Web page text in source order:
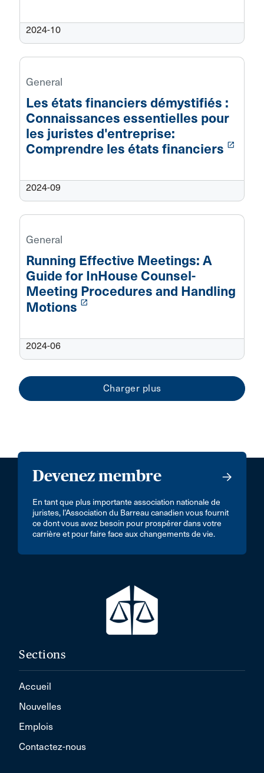
2024-10
General
Les états financiers démystifiés :
Connaissances essentielles pour
les juristes d'entreprise:
Comprendre les états financiers launch
2024-09
General
Running Effective Meetings: A
Guide for InHouse Counsel-
Meeting Procedures and Handling
Motions launch
2024-06
Devenez membre
En tant que plus importante association nationale de
juristes, l’Association du Barreau canadien vous fournit
ce dont vous avez besoin pour prospérer dans votre
carrière et pour faire face aux changements de vie.
Sections
Accueil
Nouvelles
Emplois
Contactez-nous